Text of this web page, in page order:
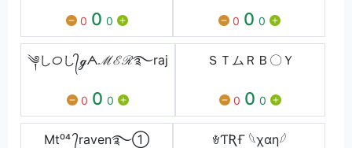
0 0 0 0 0 0
༆しᝪし᭄ℊᗅℳℰℛ࿐raj
0 0 0
ＳＴムＲＢ〇Ｙ
0 0 0
Mt⁰⁴ ᭄raven࿐➀ ꄃƬƦҒ 𓆩χαƞ𓆪